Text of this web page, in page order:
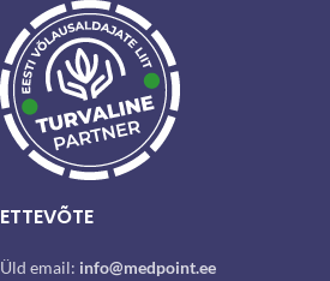
ETTEVÕTE
Üld email: info@medpoint.ee